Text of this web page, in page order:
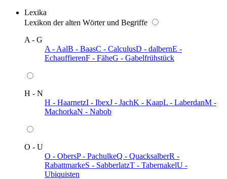
Lexika
Lexikon der alten Wörter und Begriffe
A - G
A - AalB - BaasC - CalculusD - dalbernE -
EchauffierenF - FäheG - Gabelfrühstück
H - N
H - HaarnetzI - IbexJ - JachK - KaapL - LaberdanM -
MachorkaN - Nabob
O - U
O - ObersP - PachulkeQ - QuacksalberR -
RabattmarkeS - SabberlatzT - TabernakelU -
Ubiquisten